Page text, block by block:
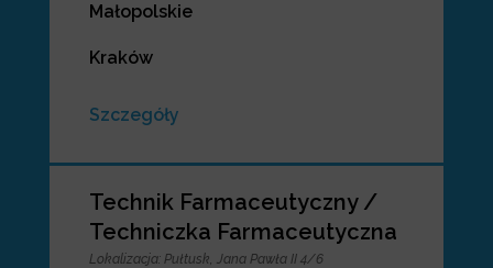
Małopolskie
Kraków
Szczegóły
Technik Farmaceutyczny /
Techniczka Farmaceutyczna
Lokalizacja: Pułtusk, Jana Pawła II 4/6